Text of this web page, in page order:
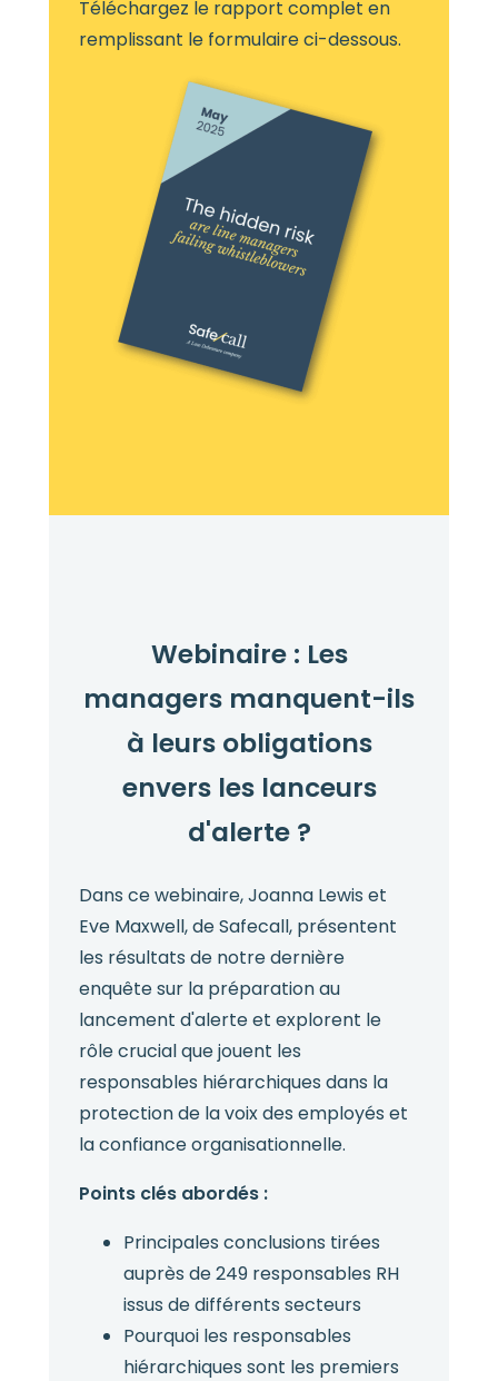
Téléchargez le rapport complet en
remplissant le formulaire ci-dessous.
Webinaire : Les
managers manquent-ils
à leurs obligations
envers les lanceurs
d'alerte ?
Dans ce webinaire, Joanna Lewis et
Eve Maxwell, de Safecall, présentent
les résultats de notre dernière
enquête sur la préparation au
lancement d'alerte et explorent le
rôle crucial que jouent les
responsables hiérarchiques dans la
protection de la voix des employés et
la confiance organisationnelle.
Points clés abordés :
Principales conclusions tirées
auprès de 249 responsables RH
issus de différents secteurs
Pourquoi les responsables
hiérarchiques sont les premiers